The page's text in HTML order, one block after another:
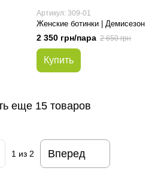
Артикул: 309-01
Женские ботинки | Демисезон
2 350 грн/пара 2 650 грн
Купить
еще 15 товаров
1 из 2 Вперед